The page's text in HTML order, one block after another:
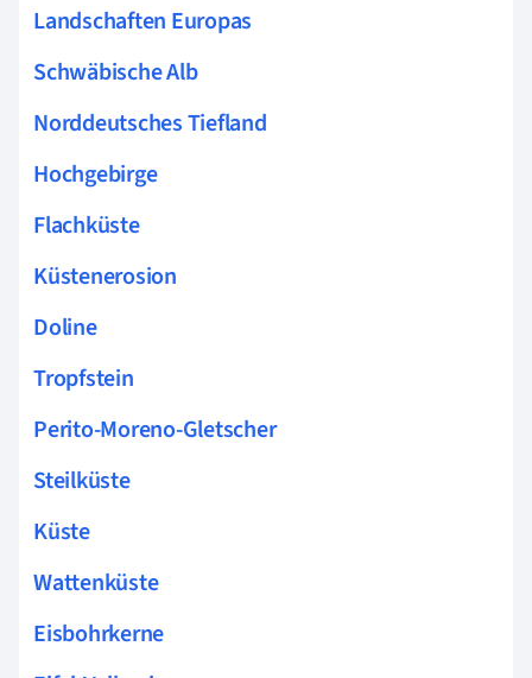
Landschaften Europas
Schwäbische Alb
Norddeutsches Tiefland
Hochgebirge
Flachküste
Küstenerosion
Doline
Tropfstein
Perito-Moreno-Gletscher
Steilküste
Küste
Wattenküste
Eisbohrkerne